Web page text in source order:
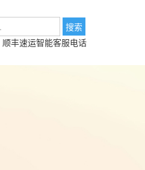
顺丰速运智能客服电话